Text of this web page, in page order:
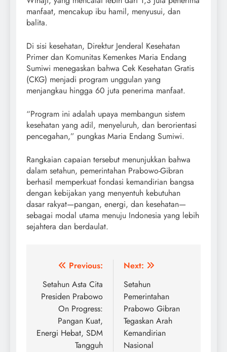
manfaat, mencakup ibu hamil, menyusui, dan
balita.
Di sisi kesehatan, Direktur Jenderal Kesehatan
Primer dan Komunitas Kemenkes Maria Endang
Sumiwi menegaskan bahwa Cek Kesehatan Gratis
(CKG) menjadi program unggulan yang
menjangkau hingga 60 juta penerima manfaat.
“Program ini adalah upaya membangun sistem
kesehatan yang adil, menyeluruh, dan berorientasi
pencegahan,” pungkas Maria Endang Sumiwi.
Rangkaian capaian tersebut menunjukkan bahwa
dalam setahun, pemerintahan Prabowo-Gibran
berhasil memperkuat fondasi kemandirian bangsa
dengan kebijakan yang menyentuh kebutuhan
dasar rakyat—pangan, energi, dan kesehatan—
sebagai modal utama menuju Indonesia yang lebih
sejahtera dan berdaulat.
Post
navigation
Previous:
Setahun Asta Cita
Presiden Prabowo
On Progress:
Pangan Kuat,
Energi Hebat, SDM
Tangguh
Next:
Setahun
Pemerintahan
Prabowo Gibran
Tegaskan Arah
Kemandirian
Nasional